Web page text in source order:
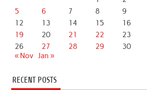
5
6 7 8 9
12
13 14 15 16
19
20 21 22 23
26
27 28 29 30
« Nov Jan »
RECENT POSTS